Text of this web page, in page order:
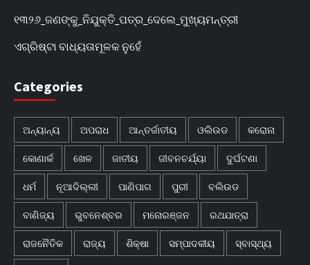
୧୩୨୬_ଜଣଙ୍କୁ_ନିଯୁକ୍ତି_ପତ୍ର_ଦେଲେ_ମୁଖ୍ୟମନ୍ତ୍ରୀ
ଏଗ୍ରିଷ୍ଟା ବାଧ୍ୟତାମୂଳକ ନୁହେଁ
Categories
ଅନ୍ୟାନ୍ୟ ଅପରାଧ ଆନ୍ତର୍ଜାତୀୟ ଓଲିଉଡ କରୋନା
କୋଣାର୍କ ଖେଳ ଜାତୀୟ ଜୀବନଚର୍ଯ୍ୟା ଦୁର୍ଘଟଣା
ଧର୍ମ ନୂଆଦିଲ୍ଲୀ ପାଣିପାଗ ପୁରୀ ବଲିଉଡ
ବାଣିଜ୍ୟ ଭୁବନେଶ୍ବର ମନୋରଞ୍ଜନ ରଥଯାତ୍ରା
ରାଜନୈତିକ ରାଜ୍ୟ ଶିକ୍ଷା ସମ୍ପାଦକୀୟ ସ୍ବାସ୍ଥ୍ୟ